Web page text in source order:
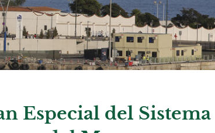
Especial del Sistema